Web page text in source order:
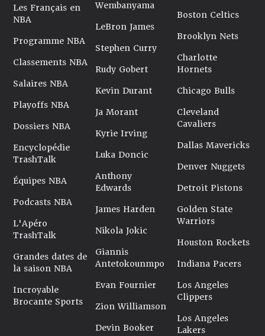
Les Français en
NBA
Programme NBA
Classements NBA
Salaires NBA
Playoffs NBA
Dossiers NBA
Encyclopédie
TrashTalk
Équipes NBA
Podcasts NBA
L'Apéro
TrashTalk
Grandes dates de
la saison NBA
Incroyable
Brocante Sports
Wembanyama
LeBron James
Stephen Curry
Rudy Gobert
Kevin Durant
Ja Morant
Kyrie Irving
Luka Doncic
Anthony
Edwards
James Harden
Nikola Jokic
Giannis
Antetokounmpo
Evan Fournier
Zion Williamson
Devin Booker
Boston Celtics
Brooklyn Nets
Charlotte
Hornets
Chicago Bulls
Cleveland
Cavaliers
Dallas Mavericks
Denver Nuggets
Detroit Pistons
Golden State
Warriors
Houston Rockets
Indiana Pacers
Los Angeles
Clippers
Los Angeles
Lakers